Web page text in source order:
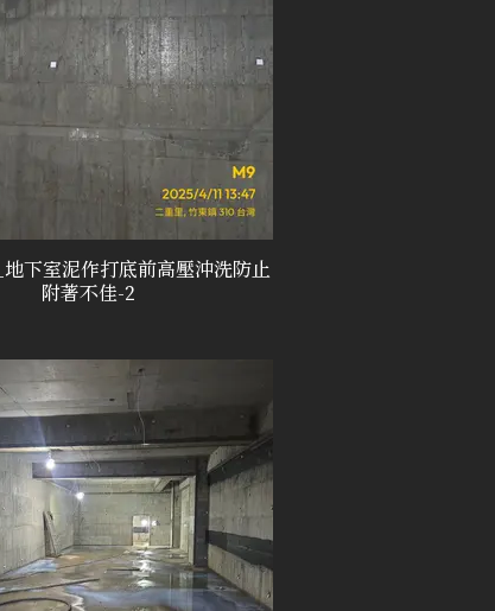
下室泥作打底前高壓沖洗防止
附著不佳-2